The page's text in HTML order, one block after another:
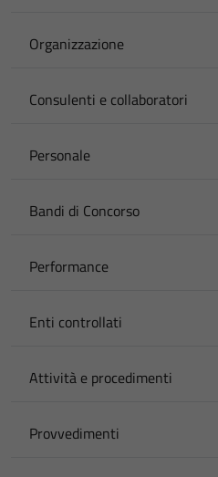
Organizzazione
Consulenti e collaboratori
Personale
Bandi di Concorso
Performance
Enti controllati
Attività e procedimenti
Provvedimenti